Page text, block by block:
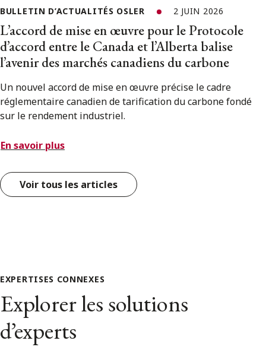
BULLETIN D’ACTUALITÉS OSLER 2 JUIN 2026
L’accord de mise en œuvre pour le Protocole
d’accord entre le Canada et l’Alberta balise
l’avenir des marchés canadiens du carbone
Un nouvel accord de mise en œuvre précise le cadre
réglementaire canadien de tarification du carbone fondé
sur le rendement industriel.
En savoir plus
Voir tous les articles
EXPERTISES CONNEXES
Explorer les solutions
d’experts